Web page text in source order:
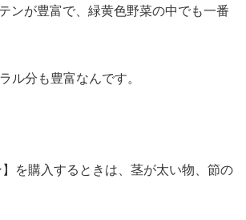
ンが豊富で、緑黄色野菜の中でも一番
ル分も豊富なんです。
を購入するときは、茎が太い物、節の